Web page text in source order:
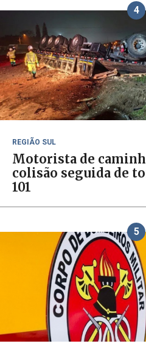
4
REGIÃO SUL
Motorista de
colisão seguida de
101
5